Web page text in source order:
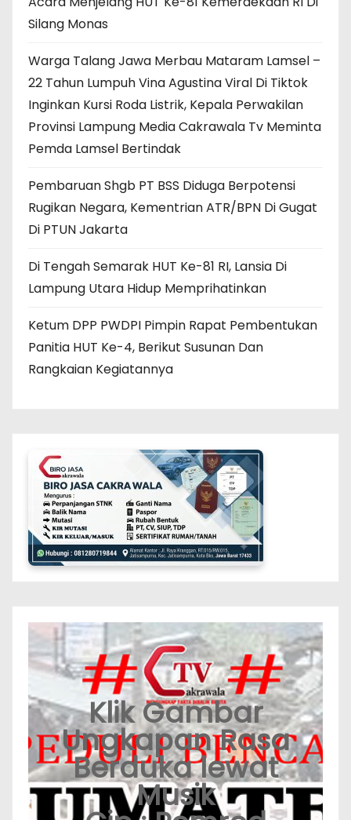
Silang Monas
Warga Talang Jawa Merbau Mataram Lamsel –
22 Tahun Lumpuh Vina Agustina Viral Di Tiktok
Inginkan Kursi Roda Listrik, Kepala Perwakilan
Provinsi Lampung Media Cakrawala Tv Meminta
Pemda Lamsel Bertindak
Pembaruan Shgb PT BSS Diduga Berpotensi
Rugikan Negara, Kementrian ATR/BPN Di Gugat
Di PTUN Jakarta
Di Tengah Semarak HUT Ke-81 RI, Lansia Di
Lampung Utara Hidup Memprihatinkan
Ketum DPP PWDPI Pimpin Rapat Pembentukan
Panitia HUT Ke-4, Berikut Susunan Dan
Rangkaian Kegiatannya
Klik Gambar
Ungkapan Rasa
Berduka lewat
Musik